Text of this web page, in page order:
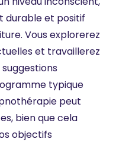
durable et positif
Vous explorerez
et travaillerez
typique
peut
bien que cela
objectifs